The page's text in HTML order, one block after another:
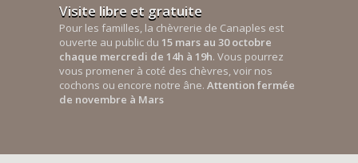
Visite libre et gratuite
Pour les familles, la chèvrerie de Canaples est
ouverte au public du 15 mars au 30 octobre
chaque mercredi de 14h à 19h. Vous pourrez
vous promener à coté des chèvres, voir nos
cochons ou encore notre âne. Attention fermée
de novembre à Mars